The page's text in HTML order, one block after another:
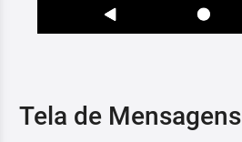
Tela de Mensagens